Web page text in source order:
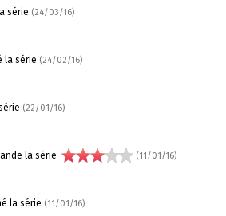
série (24/03/16)
la série (24/02/16)
(22/01/16)
la série (11/01/16)
la série (11/01/16)